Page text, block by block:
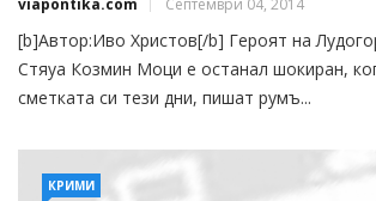
viapontika.com Септември 04, 2014
[b]Автор:Иво Христов[/b] Героят на
Стяуа Козмин Моци е останал шокиран,
сметката си тези дни, пишат румъ...
КРИМИ